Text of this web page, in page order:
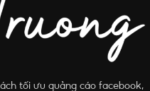
tối ưu quảng cáo facebook,